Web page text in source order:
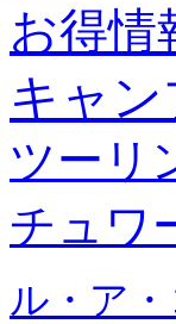
お得情
キャン
ツーリ
チュワ
ル・ア・